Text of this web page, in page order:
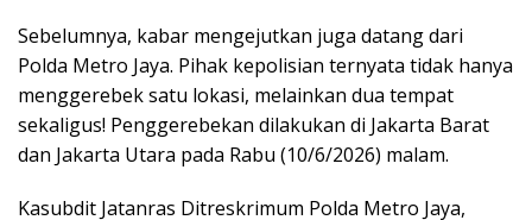
Sebelumnya, kabar mengejutkan juga datang dari
Polda Metro Jaya. Pihak kepolisian ternyata tidak hanya
menggerebek satu lokasi, melainkan dua tempat
sekaligus! Penggerebekan dilakukan di Jakarta Barat
dan Jakarta Utara pada Rabu (10/6/2026) malam.
Kasubdit Jatanras Ditreskrimum Polda Metro Jaya,